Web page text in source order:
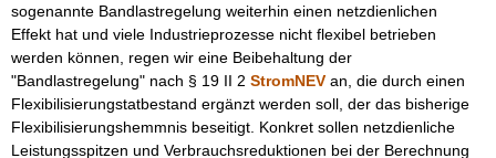
sogenannte Bandlastregelung weiterhin einen netzdienlichen
Effekt hat und viele Industrieprozesse nicht flexibel betrieben
werden können, regen wir eine Beibehaltung der
"Bandlastregelung" nach § 19 II 2 StromNEV an, die durch einen
Flexibilisierungstatbestand ergänzt werden soll, der das bisherige
Flexibilisierungshemmnis beseitigt. Konkret sollen netzdienliche
Leistungsspitzen und Verbrauchsreduktionen bei der Berechnung